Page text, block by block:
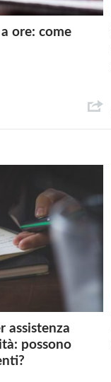
ore: come
assistenza
possono